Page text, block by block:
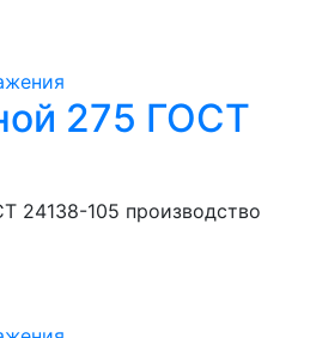
275 ГОСТ
24138-105 производство